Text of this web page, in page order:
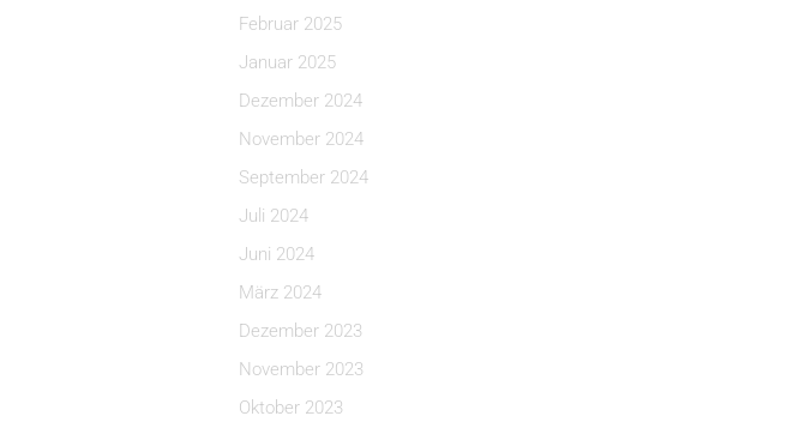
Februar 2025
Januar 2025
Dezember 2024
November 2024
September 2024
Juli 2024
Juni 2024
März 2024
Dezember 2023
November 2023
Oktober 2023